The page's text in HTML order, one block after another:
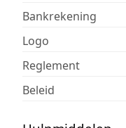
Bankrekening
Logo
Reglement
Beleid